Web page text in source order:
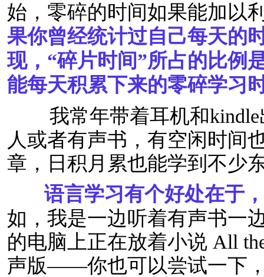
始，零碎的时间如果能加
果你曾经统计过自己每天的
现，“碎片时间”所占的比例
能每天积累下来的零碎学习
我常年带着耳机和kindle
人或者有声书，有空闲时间
章，日积月累也能学到不少
语言学习有个好处在于，
如，我是一边听着有声书一
的电脑上正在放着小说 All
声版——你也可以尝试一下